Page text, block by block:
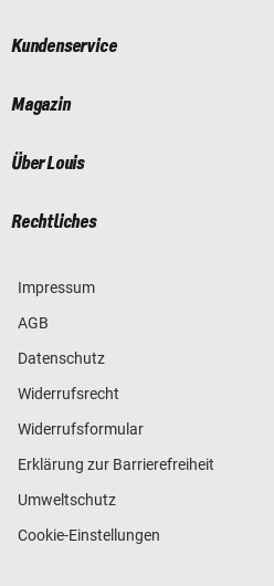
Kundenservice
Magazin
Über Louis
Rechtliches
Impressum
AGB
Datenschutz
Widerrufsrecht
Widerrufsformular
Erklärung zur Barrierefreiheit
Umweltschutz
Cookie-Einstellungen